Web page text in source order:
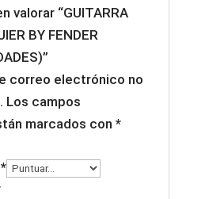
valorar “GUITARRA
BY FENDER
correo electrónico no
Los campos
marcados con *
*